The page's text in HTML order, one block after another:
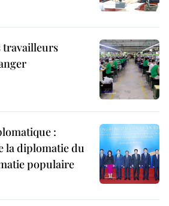
travailleurs
:
la diplomatie du
populaire